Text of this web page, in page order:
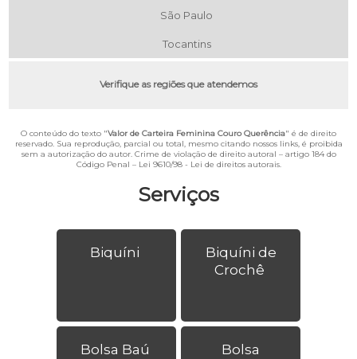
Serviços
Biquíni
Biquíni de
Crochê
Bolsa Baú
Bolsa
São Paulo
Tocantins
Verifique as regiões que atendemos
O conteúdo do texto "Valor de Carteira Feminina Couro Querência" é de direito
reservado. Sua reprodução, parcial ou total, mesmo citando nossos links, é proibida
sem a autorização do autor. Crime de violação de direito autoral – artigo 184 do
Código Penal – Lei 9610/98 - Lei de direitos autorais.